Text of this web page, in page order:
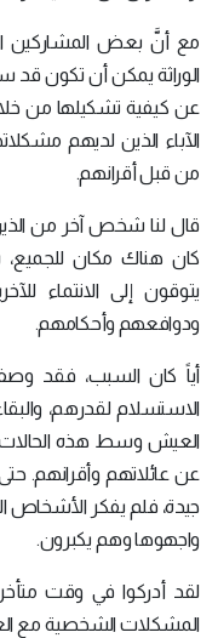
مع أنَّ بعض المشاركين
الوراثة يمكن أن تكون
عن كيفية تشكيلها من
الآباء الذين لديهم
من قبل أقرانهم.
قال لنا شخص آخر من
كان هناك مكان للجميع،
يتوقون إلى الانتماء
ودوافعهم وأحكامهم.
أياً كان السبب، فقد
الاستسلام لقدرهم،
العيش وسط هذه الحالات
عن عائلاتهم
جيدة، فلم يفكر الأشخاص
واجهوها وهم يكبرون.
لقد أدركوا في وقت
المشكلات الشخصية مع